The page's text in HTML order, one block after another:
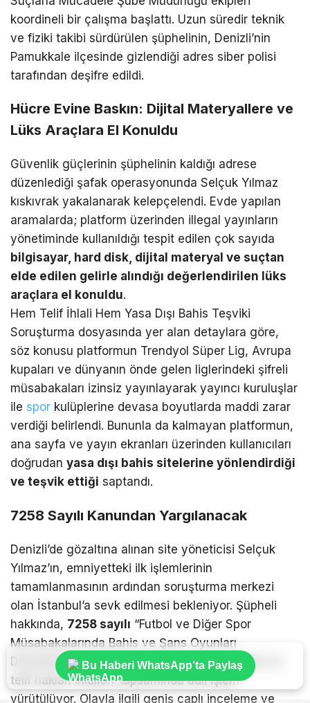
koordineli bir çalışma başlattı. Uzun süredir teknik
ve fiziki takibi sürdürülen şüphelinin, Denizli’nin
Pamukkale ilçesinde gizlendiği adres siber polisi
tarafından deşifre edildi.
Hücre Evine Baskın: Dijital Materyallere ve
Lüks Araçlara El Konuldu
Güvenlik güçlerinin şüphelinin kaldığı adrese
düzenlediği şafak operasyonunda Selçuk Yılmaz
kıskıvrak yakalanarak kelepçelendi. Evde yapılan
aramalarda; platform üzerinden illegal yayınların
yönetiminde kullanıldığı tespit edilen çok sayıda
bilgisayar, hard disk, dijital materyal ve suçtan
elde edilen gelirle alındığı değerlendirilen lüks
araçlara el konuldu.
Hem Telif İhlali Hem Yasa Dışı Bahis Teşviki
Soruşturma dosyasında yer alan detaylara göre,
söz konusu platformun Trendyol Süper Lig, Avrupa
kupaları ve dünyanın önde gelen liglerindeki şifreli
müsabakaları izinsiz yayınlayarak yayıncı kuruluşlar
ile spor kulüplerine devasa boyutlarda maddi zarar
verdiği belirlendi. Bununla da kalmayan platformun,
ana sayfa ve yayın ekranları üzerinden kullanıcıları
doğrudan yasa dışı bahis sitelerine yönlendirdiği
ve teşvik ettiği saptandı.
7258 Sayılı Kanundan Yargılanacak
Denizli’de gözaltına alınan site yöneticisi Selçuk
Yılmaz’ın, emniyetteki ilk işlemlerinin
tamamlanmasının ardından soruşturma merkezi
olan İstanbul’a sevk edilmesi bekleniyor. Şüpheli
hakkında, 7258 sayılı “Futbol ve Diğer Spor
Müsabakalarında Bahis ve Şans Oyunları
Düzenlenmesi Hakkında Kanun”un 5. maddesi ve
telif hakları ihlalleri kapsamında adli işlem
yürütülüyor. Olayla ilgili geniş çaplı inceleme ve
Bu Haberi WhatsApp'ta Paylaş